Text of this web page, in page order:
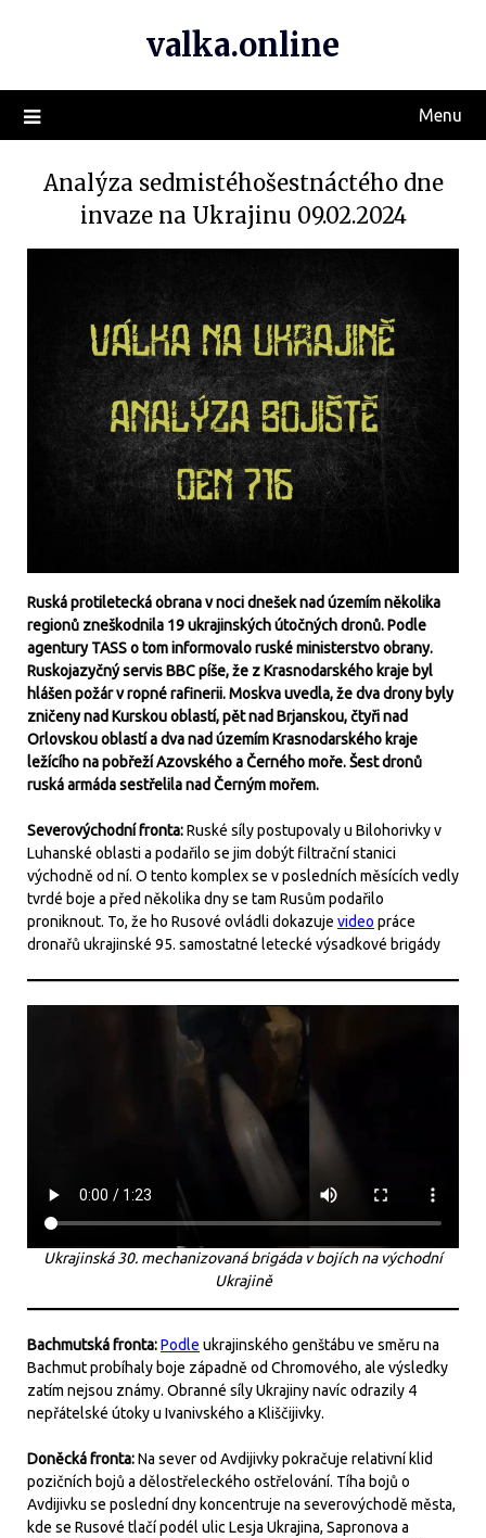
valka.online
Menu
Analýza sedmistéhošestnáctého dne
invaze na Ukrajinu 09.02.2024
Ruská protiletecká obrana v noci dnešek nad územím několika
regionů zneškodnila 19 ukrajinských útočných dronů. Podle
agentury TASS o tom informovalo ruské ministerstvo obrany.
Ruskojazyčný servis BBC píše, že z Krasnodarského kraje byl
hlášen požár v ropné rafinerii. Moskva uvedla, že dva drony byly
zničeny nad Kurskou oblastí, pět nad Brjanskou, čtyři nad
Orlovskou oblastí a dva nad územím Krasnodarského kraje
ležícího na pobřeží Azovského a Černého moře. Šest dronů
ruská armáda sestřelila nad Černým mořem.
Severovýchodní fronta:Ruské síly postupovaly u Bilohorivky v
Luhanské oblasti a podařilo se jim dobýt filtrační stanici
východně od ní. O tento komplex se v posledních měsících vedly
tvrdé boje a před několika dny se tam Rusům podařilo
proniknout. To, že ho Rusové ovládli dokazuje video práce
dronařů ukrajinské 95. samostatné letecké výsadkové brigády
Ukrajinská 30. mechanizovaná brigáda v bojích na východní
Ukrajině
Bachmutská fronta:Podle ukrajinského genštábu ve směru na
Bachmut probíhaly boje západně od Chromového, ale výsledky
zatím nejsou známy. Obranné síly Ukrajiny navíc odrazily 4
nepřátelské útoky u Ivanivského a Kliščijivky.
Doněcká fronta:Na sever od Avdijivky pokračuje relativní klid
pozičních bojů a dělostřeleckého ostřelování. Tíha bojů o
Avdijivku se poslední dny koncentruje na severovýchodě města,
kde se Rusové tlačí podél ulic Lesja Ukrajina, Sapronova a